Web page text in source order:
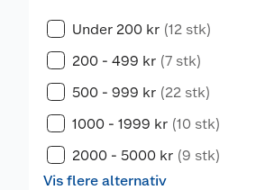
Under 200 kr (12 stk)
200 - 499 kr (7 stk)
500 - 999 kr (22 stk)
1000 - 1999 kr (10 stk)
2000 - 5000 kr (9 stk)
Vis flere alternativ